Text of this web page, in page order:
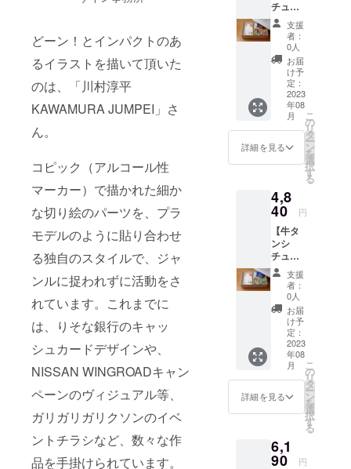
どーン！とインパクトのあ
るイラストを描いて頂いた
のは、「川村淳平
KAWAMURA JUMPEI」さ
ん。
コピック（アルコール性
マーカー）で描かれた細か
な切り絵のパーツを、プラ
モデルのように貼り合わせ
る独自のスタイルで、ジャ
ンルに捉われずに活動をさ
れています。これまでに
は、りそな銀行のキャッ
シュカードデザインや、
NISSAN WINGROADキャン
ペーンのヴィジュアル等、
ガリガリガリクソンのイベ
ントチラシなど、数々な作
品を手掛けられています。
（真空
パック
商品の
ため）
お召し
上がり
いただ
ける期
間とし
て、 精
米年月
日より
75日以
内をお
してお
りま
パック
商品の
ため）
スに入
れてお
送りし
ます。
お米の
保存方
法 冷
暗所 お
米はお
野菜と
同じ生
鮮食品
味期限
はござ
いませ
ん。 お
いしく
お召し
上がり
いただ
ける期
間とし
て、 精
米年月
日より
75日以
内をお
してお
りま
パック
商品の
個 洋食
に合う
お米
お米2合
300g
お茶碗
約4杯
分 …2
袋(国内
販売向
けNEW
デザイ
おいし
い炊き
方が書
いたパ
ンフ
レット
付き。
ギフト
ボック
スに入
れてお
送りし
ます。
お米の
保存方
法 冷
暗所 お
鮮食品
のた
チュー×
洋食に
合うお
米 ギ
フト
ボック
ス付
き】 監
修レト
ルト
「ビー
フシ
チュー
」…２
に合う
お米
お米2合
300g
お茶碗
約4杯
分 …2
袋(国内
販売用
NEWデ
ザイン)
配送料
込み お
米のお
いしい
炊き方
が書い
き。 ギ
フト
支援
者：
0人
お届
け予
定：
2023
年08
月
詳細を見る
こ
の
リ
タ
ー
ン
を
選
択
す
る
4,8
40 円
【牛タ
ンシ
チュー×
洋食に
合うお
米 ギ
フト
ボック
ス付
き】 監
修レト
ルト
「牛タ
ンシ
チュー
」…２
に合う
お米
支援
者：
0人
お届
け予
定：
2023
年08
月
詳細を見る
こ
の
リ
タ
ー
ン
を
選
択
す
る
6,1
90 円